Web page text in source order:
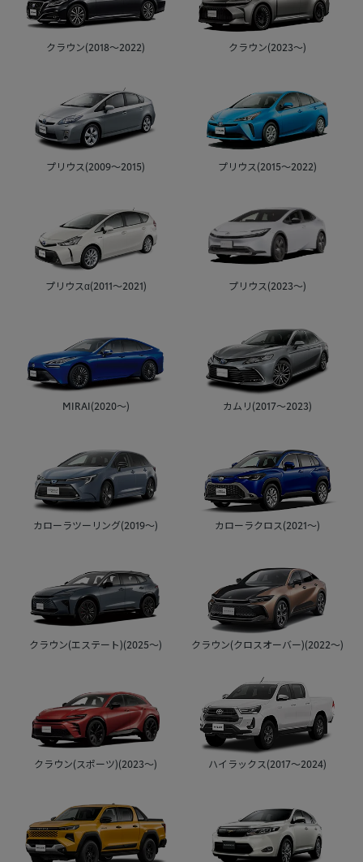
クラウン(2018～2022) クラウン(2023～)
プリウス(2009～2015) プリウス(2015～2022)
プリウスα(2011～2021) プリウス(2023～)
MIRAI(2020～) カムリ(2017～2023)
カローラツーリング(2019～) カローラクロス(2021～)
クラウン(エステート)(2025～) クラウン(クロスオーバー)(2022～)
クラウン(スポーツ)(2023～) ハイラックス(2017～2024)